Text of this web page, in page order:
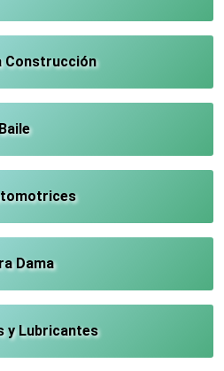
Construcción
Dama
y Lubricantes